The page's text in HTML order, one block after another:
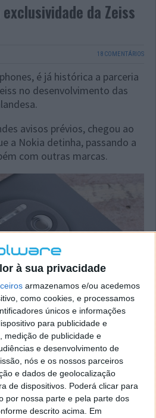
à sua privacidade
armazenamos e/ou acedemos
como cookies, e processamos
únicos e informações
para publicidade e
medição de publicidade e
e desenvolvimento de
nós e os nossos parceiros
e dados de geolocalização
de dispositivos. Poderá clicar para
por nossa parte e pela parte dos
descrito acima. Em
da Zeiss
18 COMENTÁRIOS
é já histórica a parceria
no desenvolvimento das
avisos prévios, chegou ao
a Nokia detinha, passando a
com outras marcas.
Nokia 9 PureView
óticas ZEISS
15 COMENTÁRIOS